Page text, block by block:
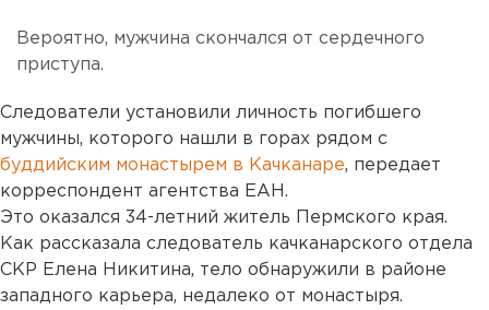
Вероятно, мужчина скончался от сердечного
приступа.
Следователи установили личность погибшего
мужчины, которого нашли в горах рядом с
буддийским монастырем в Качканаре, передает
корреспондент агентства ЕАН.
Это оказался 34-летний житель Пермского края.
Как рассказала следователь качканарского отдела
СКР Елена Никитина, тело обнаружили в районе
западного карьера, недалеко от монастыря.